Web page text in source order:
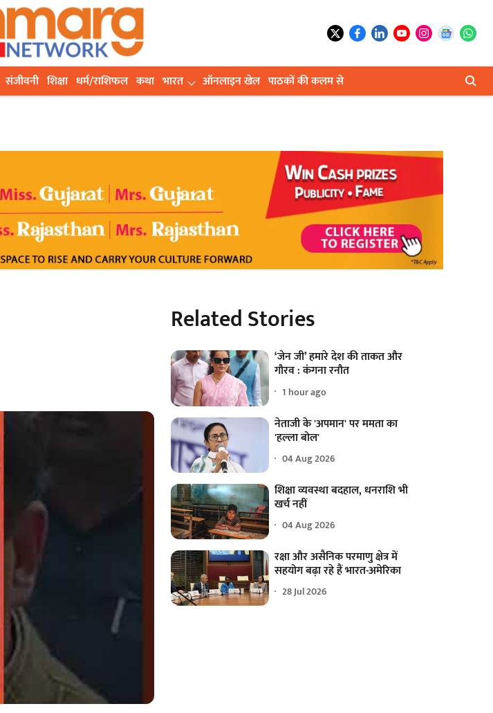
संजीवनी शिक्षा धर्म/राशिफल कथा भारत ऑनलाइन खेल पाठकों की कलम से
Related Stories
‘जेन जी’ हमारे देश की ताकत और
गौरव : कंगना रनौत
1 hour ago
नेताजी के 'अपमान' पर ममता का
'हल्ला बोल'
04 Aug 2026
शिक्षा व्यवस्था बदहाल, धनराशि भी
खर्च नहीं
04 Aug 2026
रक्षा और असैनिक परमाणु क्षेत्र में
सहयोग बढ़ा रहे हैं भारत-अमेरिका
28 Jul 2026